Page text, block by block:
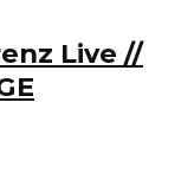
Live //